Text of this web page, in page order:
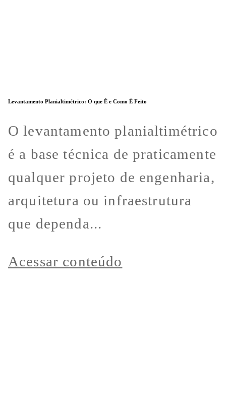
Levantamento Planialtimétrico: O que É e Como É Feito
O levantamento planialtimétrico
é a base técnica de praticamente
qualquer projeto de engenharia,
arquitetura ou infraestrutura
que dependa...
Acessar conteúdo